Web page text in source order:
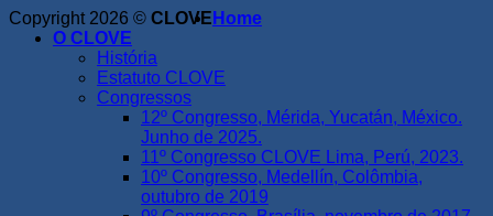
Copyright 2026 © CLOVE Home
O CLOVE
História
Estatuto CLOVE
Congressos
12º Congresso, Mérida, Yucatán, México.
Junho de 2025.
11º Congresso CLOVE Lima, Perú, 2023.
10º Congresso, Medellín, Colômbia,
outubro de 2019